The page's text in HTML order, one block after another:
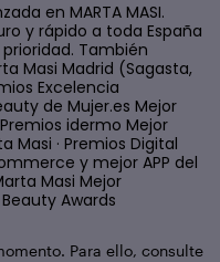
en MARTA MASI.
y rápido a toda España
También
Masi Madrid (Sagasta,
Excelencia
de Mujer.es Mejor
idermo Mejor
Masi · Premios Digital
y mejor APP del
Masi Mejor
Awards
Para ello, consulte